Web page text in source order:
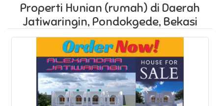
Properti Hunian (rumah) di Daerah
Jatiwaringin, Pondokgede, Bekasi